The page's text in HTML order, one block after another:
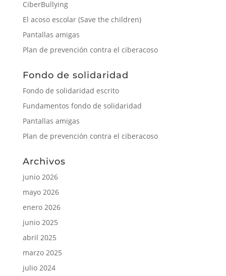
CiberBullying
El acoso escolar (Save the children)
Pantallas amigas
Plan de prevención contra el ciberacoso
Fondo de solidaridad
Fondo de solidaridad escrito
Fundamentos fondo de solidaridad
Pantallas amigas
Plan de prevención contra el ciberacoso
Archivos
junio 2026
mayo 2026
enero 2026
junio 2025
abril 2025
marzo 2025
julio 2024